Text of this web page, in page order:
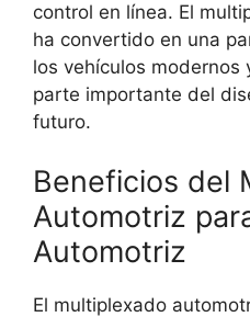
control en línea. El
ha convertido en una
los vehículos modernos
parte importante del
futuro.
Beneficios del
Automotriz
Automotriz
El multiplexado